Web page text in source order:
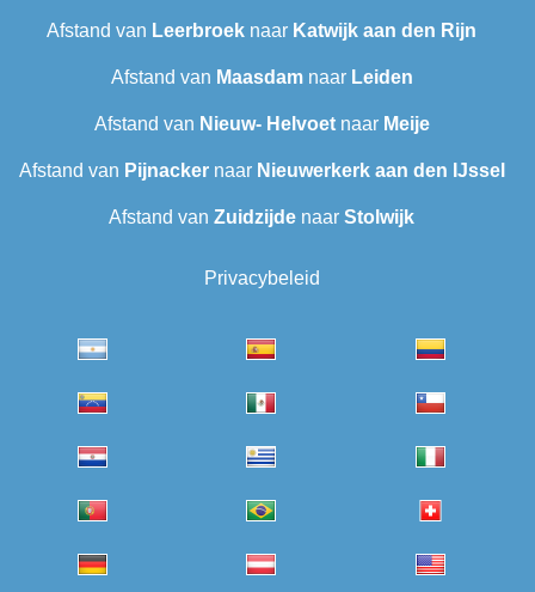
Afstand van Leerbroek naar Katwijk aan den Rijn
Afstand van Maasdamnaar Leiden
Afstand van Nieuw- Helvoetnaar Meije
Afstand van Pijnackernaar Nieuwerkerk aan den IJssel
Afstand van Zuidzijde naar Stolwijk
Privacybeleid